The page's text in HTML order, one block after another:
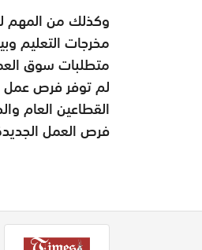
وكذلك من المهم
مخرجات التعليم
متطلبات سوق
لم توفر فرص عمل
القطاعين العام
فرص العمل